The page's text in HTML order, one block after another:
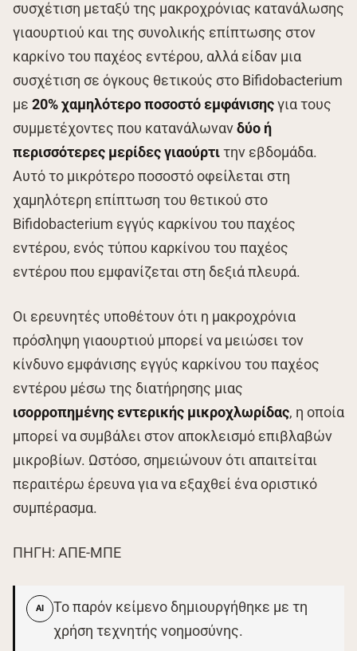
συσχέτιση μεταξύ της μακροχρόνιας κατανάλωσης
γιαουρτιού και της συνολικής επίπτωσης στον
καρκίνο του παχέος εντέρου, αλλά είδαν μια
συσχέτιση σε όγκους θετικούς στο Bifidobacterium
με 20% χαμηλότερο ποσοστό εμφάνισηςγια τους
συμμετέχοντες που κατανάλωνανδύο ή
περισσότερες μερίδες γιαούρτιτην εβδομάδα.
Αυτό το μικρότερο ποσοστό οφείλεται στη
χαμηλότερη επίπτωση του θετικού στο
Bifidobacterium εγγύς καρκίνου του παχέος
εντέρου, ενός τύπου καρκίνου του παχέος
εντέρου που εμφανίζεται στη δεξιά πλευρά.
Οι ερευνητές υποθέτουν ότι η μακροχρόνια
πρόσληψη γιαουρτιού μπορεί να μειώσει τον
κίνδυνο εμφάνισης εγγύς καρκίνου του παχέος
εντέρου μέσω της διατήρησης μιας
ισορροπημένης εντερικής μικροχλωρίδας, η οποία
μπορεί να συμβάλει στον αποκλεισμό επιβλαβών
μικροβίων. Ωστόσο, σημειώνουν ότι απαιτείται
περαιτέρω έρευνα για να εξαχθεί ένα οριστικό
συμπέρασμα.
ΠΗΓΗ: ΑΠΕ-ΜΠΕ
AI
Το παρόν κείμενο δημιουργήθηκε με τη
χρήση τεχνητής νοημοσύνης.